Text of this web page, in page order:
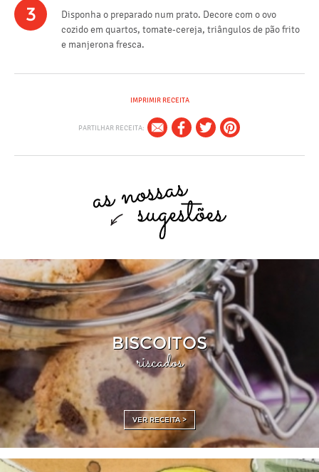
3
Disponha o preparado num prato. Decore com o ovo
cozido em quartos, tomate-cereja, triângulos de pão frito
e manjerona fresca.
IMPRIMIR RECEITA
PARTILHAR RECEITA:
BISCOITOS
riscados
VER RECEITA >